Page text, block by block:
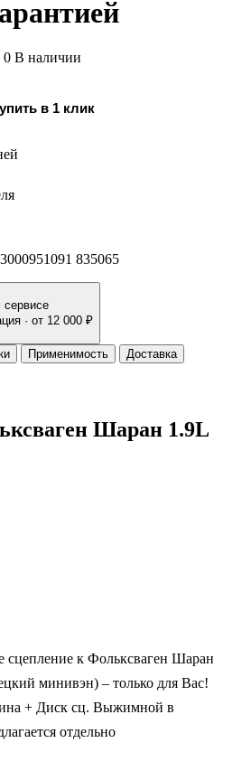
0 В наличии
в 1 клик
835065
сервисе
· от 12 000 ₽
Применимость
Доставка
Шаран 1.9L
сцепление к Фольксваген Шаран
минивэн) – только для Вас!
+ Диск сц. Выжимной в
отдельно